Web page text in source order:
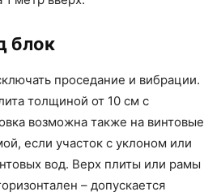
блок
проседание и вибрации.
толщиной от 10 см с
возможна также на винтовые
если участок с уклоном или
вод. Верх плиты или рамы
– допускается